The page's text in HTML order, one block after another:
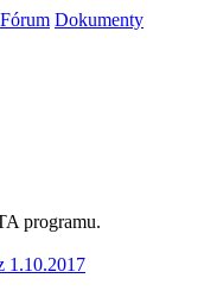
Fórum Dokumenty
programu.
1.10.2017